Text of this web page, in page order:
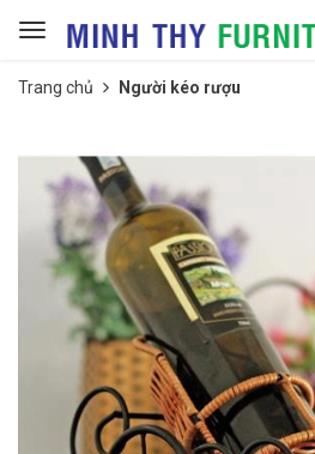
Toggle
Trang chủ Người kéo rượu